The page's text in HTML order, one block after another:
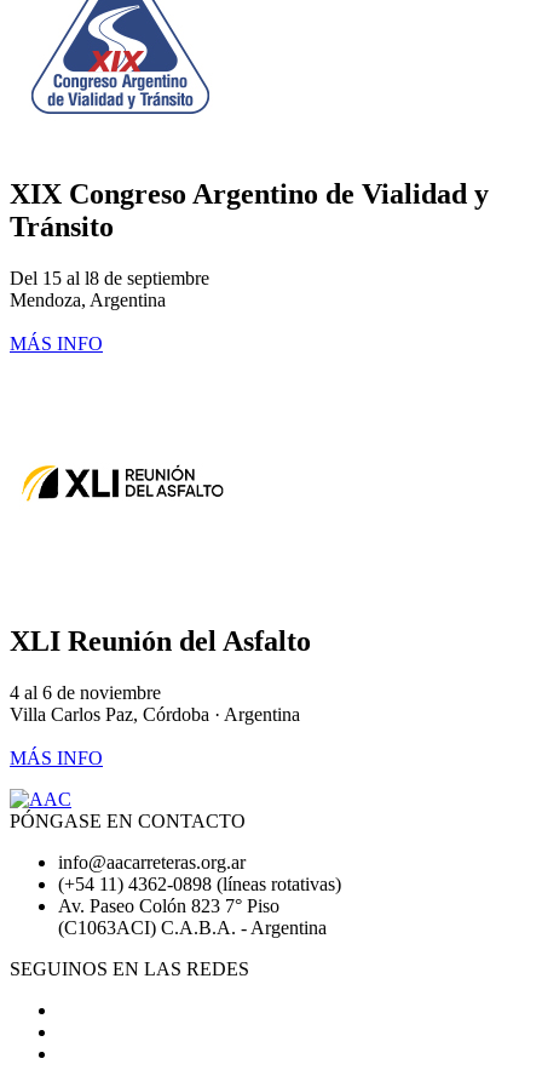
XIX Congreso Argentino de Vialidad y
Tránsito
Del 15 al l8 de septiembre
Mendoza, Argentina
MÁS INFO
XLI Reunión del Asfalto
4 al 6 de noviembre
Villa Carlos Paz, Córdoba · Argentina
MÁS INFO
PÓNGASE EN CONTACTO
info@aacarreteras.org.ar
(+54 11) 4362-0898 (líneas rotativas)
Av. Paseo Colón 823 7° Piso
(C1063ACI) C.A.B.A. - Argentina
SEGUINOS EN LAS REDES